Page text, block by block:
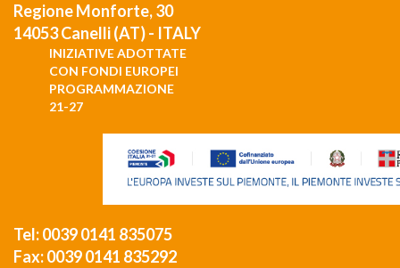
Regione Monforte, 30
14053 Canelli (AT) - ITALY
INIZIATIVE ADOTTATE
CON FONDI EUROPEI
PROGRAMMAZIONE
21-27
Tel: 0039 0141 835075
Fax: 0039 0141 835292